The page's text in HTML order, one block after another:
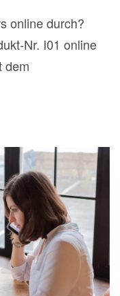
online durch?
Nr. I01 online
dem